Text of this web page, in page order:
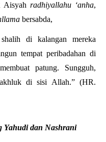
Aisyah radhiyallahu ‘anha,
bersabda,
di kalangan mereka
tempat peribadahan di
patung. Sungguh,
di sisi Allah.” (HR.
Yahudi dan Nashrani